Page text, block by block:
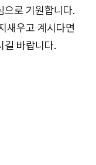
으로 기원합니다.
새우고 계시다면
길 바랍니다.